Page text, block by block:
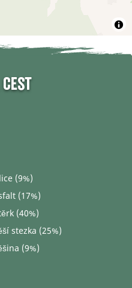
cest
(9%)
(17%)
(40%)
stezka (25%)
(9%)